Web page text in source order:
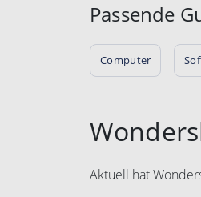
Passende
Computer
Aktuell hat